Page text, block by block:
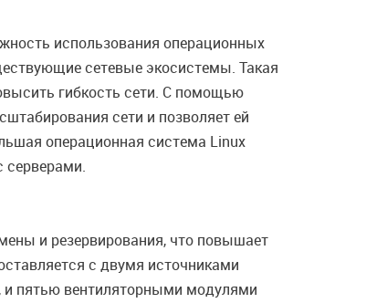
использования операционных
сетевые экосистемы. Такая
гибкость сети. С помощью
сети и позволяет ей
операционная система Linux
серверами.
и резервирования, что повышает
с двумя источниками
и пятью вентиляторными модулями